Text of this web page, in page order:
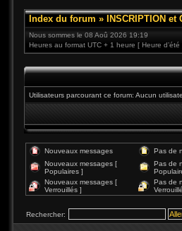
Index du forum » INSCRIPTION et
Nous sommes le 08 Aoû 2026 19:19
Heures au format UTC + 1 heure [ Heure d’été
Utilisateurs parcourant ce forum: Aucun
Nouveaux messages Pas de
Nouveaux messages [
Populaires ]
Pas de
Nouveaux messages [
Verrouillés ]
Pas de
Rechercher: